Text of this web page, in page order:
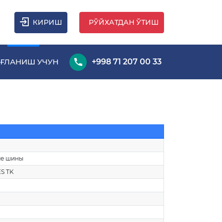
КИРИШ РЎЙХАТДАН ЎТИШ
УЧУН +998 71 207 00 33
шины
TK